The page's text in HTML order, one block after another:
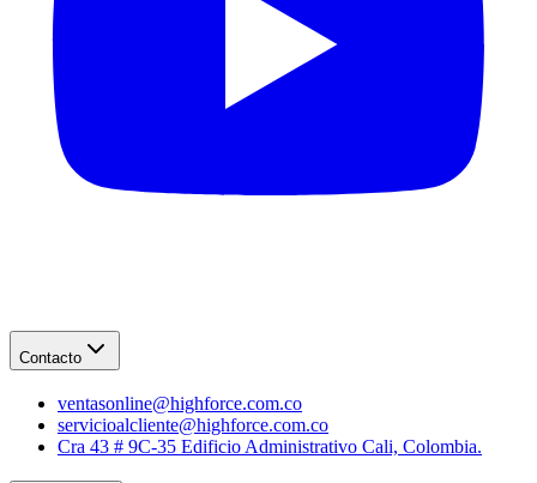
Contacto
ventasonline@highforce.com.co
servicioalcliente@highforce.com.co
Cra 43 # 9C-35 Edificio Administrativo Cali, Colombia.